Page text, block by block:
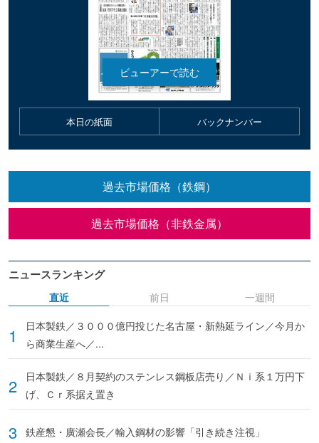
本日の紙面 バックナンバー
過去市場価格（鉄鋼）
過去市場価格（非鉄金属）
ニュースランキング
直近
日本製鉄／３０００億円投じた名古屋・新熱延ライン／今月か
ら商業生産へ／...
日本製鉄／８月契約のステンレス鋼板店売り／Ｎｉ系１万円下
げ、Ｃｒ系据え置き
鉄産懇・廣瀬会長／輸入鋼材の影響「引き続き注視」
前日 一週間